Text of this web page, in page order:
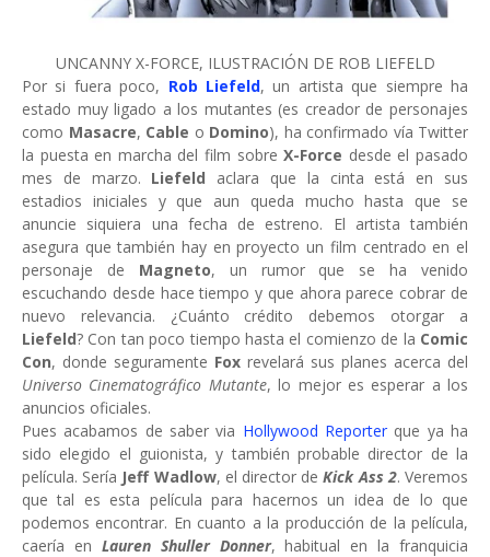
UNCANNY X-FORCE, ILUSTRACIÓN DE ROB LIEFELD
Por si fuera poco, Rob Liefeld, un artista que siempre ha
estado muy ligado a los mutantes (es creador de personajes
como Masacre, Cable o Domino), ha confirmado vía Twitter
la puesta en marcha del film sobreX-Force desde el pasado
mes de marzo. Liefeld aclara que la cinta está en sus
estadios iniciales y que aun queda mucho hasta que se
anuncie siquiera una fecha de estreno. El artista también
asegura que también hay en proyecto un film centrado en el
personaje de Magneto, un rumor que se ha venido
escuchando desde hace tiempo y que ahora parece cobrar de
nuevo relevancia. ¿Cuánto crédito debemos otorgar a
Liefeld? Con tan poco tiempo hasta el comienzo de la Comic
Con, donde seguramente Fox revelará sus planes acerca del
Universo Cinematográfico Mutante, lo mejor es esperar a los
anuncios oficiales.
Pues acabamos de saber via Hollywood Reporter que ya ha
sido elegido el guionista, y también probable director de la
película. Sería Jeff Wadlow, el director de Kick Ass 2. Veremos
que tal es esta película para hacernos un idea de lo que
podemos encontrar. En cuanto a la producción de la película,
caería en Lauren Shuller Donner, habitual en la franquicia